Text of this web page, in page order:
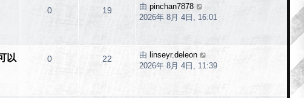
0 19 由 pinchan7878
2026年 8月 4日, 16:01
以
0 22 由 linseyr.deleon
2026年 8月 4日, 11:39